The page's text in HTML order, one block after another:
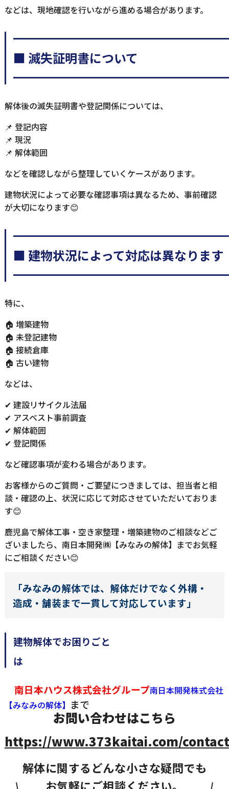
などは、現地確認を行いながら進める場合があります。
■ 滅失証明書について
解体後の滅失証明書や登記関係については、
📌 登記内容
📌 現況
📌 解体範囲
などを確認しながら整理していくケースがあります。
建物状況によって必要な確認事項は異なるため、事前確認
が大切になります😊
■ 建物状況によって対応は異なります
特に、
🏠 増築建物
🏠 未登記建物
🏠 接続倉庫
🏠 古い建物
などは、
✔ 建設リサイクル法届
✔ アスベスト事前調査
✔ 解体範囲
✔ 登記関係
など確認事項が変わる場合があります。
お客様からのご質問・ご要望につきましては、担当者と相
談・確認の上、状況に応じて対応させていただいておりま
す😊
鹿児島で解体工事・空き家整理・増築建物のご相談などご
ざいましたら、南日本開発㈱【みなみの解体】までお気軽
にご相談ください😊
「みなみの解体では、解体だけでなく外構・
造成・舗装まで一貫して対応しています」
建物解体でお困りごと
南日本ハウス株式会社グループ南日本開発株式会社
【みなみの解体】 まで
お問い合わせはこちら
https://www.373kaitai.com/
解体に関するどんな小さな疑問でも
お気軽にご相談ください。